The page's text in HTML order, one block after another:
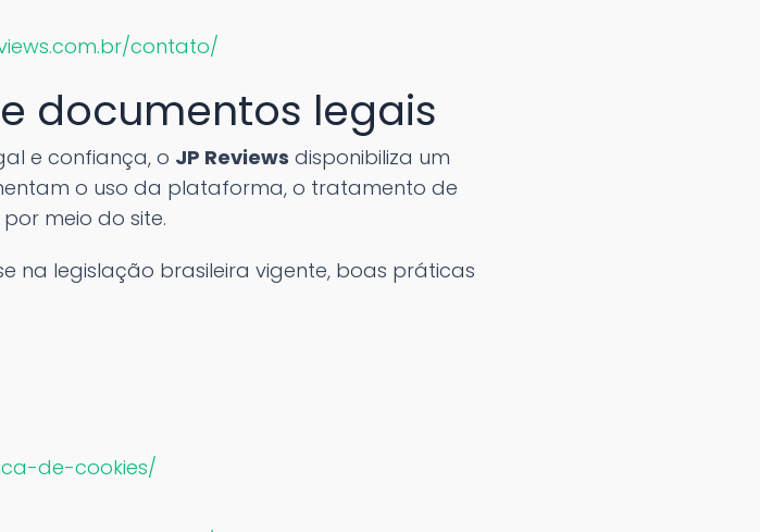
contato/
documentos legais
e confiança, o JP Reviews disponibiliza um
o uso da plataforma, o tratamento de
meio do site.
na legislação brasileira vigente, boas práticas
de-cookies/